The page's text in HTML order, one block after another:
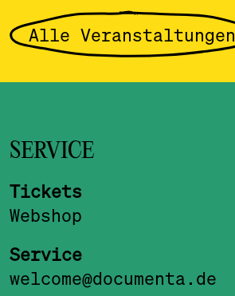
Alle Veranstaltungen
SERVICE
Tickets
Webshop
Service
welcome@documenta.de